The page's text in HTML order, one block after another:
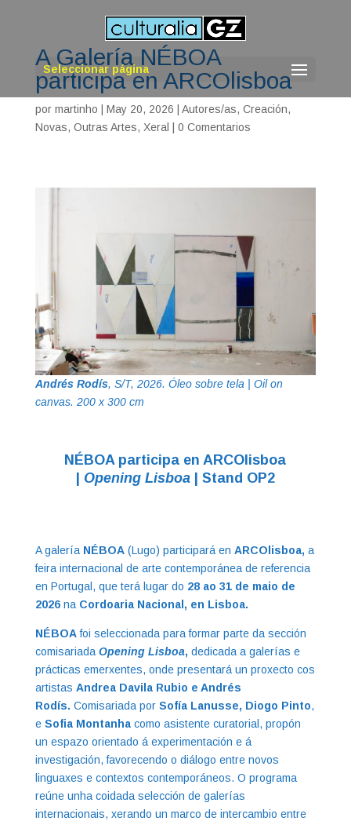
Seleccionar página
A Galería NÉBOA
participa en ARCOlisboa
por martinho May 20, 2026 Autores/as, Creación,
Novas, Outras Artes, Xeral 0 Comentarios
Andrés Rodís, S/T, 2026. Óleo sobre tela | Oil on
canvas. 200 x 300 cm
NÉBOA participa en ARCOlisboa
| Opening Lisboa | Stand OP2
A galería NÉBOA(Lugo) participará en ARCOlisboa, a
feira internacional de arte contemporánea de referencia
en Portugal, que terá lugar do 28 ao 31 de maio de
2026na Cordoaria Nacional, en Lisboa.
NÉBOAfoi seleccionada para formar parte da sección
comisariada Opening Lisboa, dedicada a galerías e
prácticas emerxentes, onde presentará un proxecto cos
artistas Andrea Davila Rubio e Andrés
Rodís. Comisariada por Sofía Lanusse, Diogo Pinto,
e Sofia Montanhacomo asistente curatorial, propón
un espazo orientado á experimentación e á
investigación, favorecendo o diálogo entre novos
linguaxes e contextos contemporáneos. O programa
reúne unha coidada selección de galerías
internacionais, xerando un marco de intercambio entre